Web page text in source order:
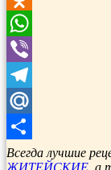
Odnoklassniki
WhatsApp
Viber
Telegram
Mail.Ru
Отправить
Всегда лучшие
ЖИТЕЙСКИЕ , а